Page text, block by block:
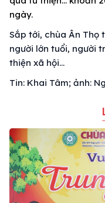
ngày.
Sắp tới, chùa Ân Thọ
người lớn tuổi, người
thiện xã hội…
Tin: Khai Tâm; ảnh: